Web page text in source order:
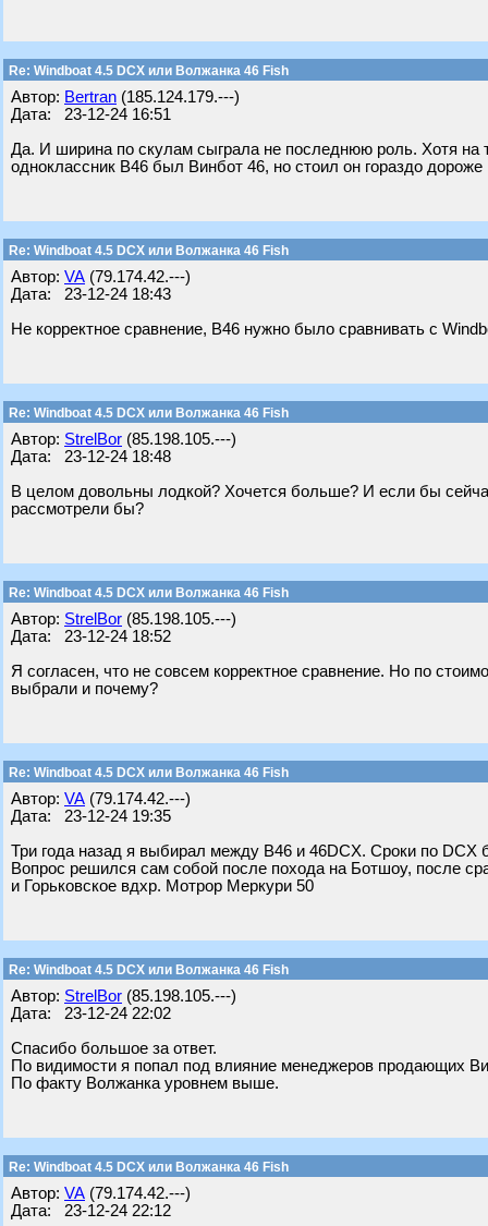
Re: Windboat 4.5 DCX или Волжанка 46 Fish
Автор: Bertran (185.124.179.---)
Дата: 23-12-24 16:51
Да. И ширина по скулам сыграла не последнюю роль. Хотя
одноклассник В46 был Винбот 46, но стоил он гораздо
Re: Windboat 4.5 DCX или Волжанка 46 Fish
Автор: VA (79.174.42.---)
Дата: 23-12-24 18:43
Не корректное сравнение, В46 нужно было сравнивать с
Re: Windboat 4.5 DCX или Волжанка 46 Fish
Автор: StrelBor (85.198.105.---)
Дата: 23-12-24 18:48
В целом довольны лодкой? Хочется больше? И если бы
рассмотрели бы?
Re: Windboat 4.5 DCX или Волжанка 46 Fish
Автор: StrelBor (85.198.105.---)
Дата: 23-12-24 18:52
Я согласен, что не совсем корректное сравнение. Но по
выбрали и почему?
Re: Windboat 4.5 DCX или Волжанка 46 Fish
Автор: VA (79.174.42.---)
Дата: 23-12-24 19:35
Три года назад я выбирал между В46 и 46DCX. Сроки по
Вопрос решился сам собой после похода на Ботшоу, после
и Горьковское вдхр. Мотрор Меркури 50
Re: Windboat 4.5 DCX или Волжанка 46 Fish
Автор: StrelBor (85.198.105.---)
Дата: 23-12-24 22:02
Спасибо большое за ответ.
По видимости я попал под влияние менеджеров продающих
По факту Волжанка уровнем выше.
Re: Windboat 4.5 DCX или Волжанка 46 Fish
Автор: VA (79.174.42.---)
Дата: 23-12-24 22:12